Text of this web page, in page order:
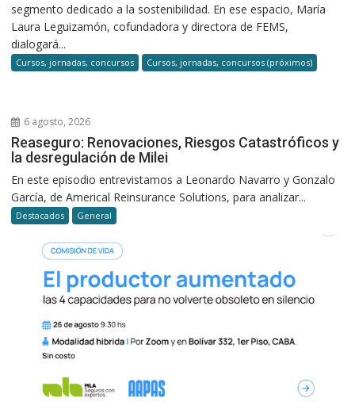
segmento dedicado a la sostenibilidad. En ese espacio, María
Laura Leguizamón, cofundadora y directora de FEMS,
dialogará...
Cursos, jornadas, concursos Cursos, jornadas, concursos (próximos)
6 agosto, 2026
Reaseguro: Renovaciones, Riesgos Catastróficos y
la desregulación de Milei
En este episodio entrevistamos a Leonardo Navarro y Gonzalo
García, de Americal Reinsurance Solutions, para analizar...
Destacados General